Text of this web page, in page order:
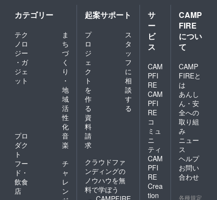
ちらを
参照下
さい。
https://
www.yo
utube.c
om/wat
v=XGP
P7LuXy
カテゴリー
テク
ノロ
ジー
・ガ
ジェ
ット
ま
ち
づ
く
り
・
地
域
活
性
化
プロ
ダク
ト
音
楽
フー
ド・
飲食
店
チ
ャ
レ
ン
起案サポート
プ
ロ
ジ
ェ
ク
ト
を
作
る
ス
タ
ッ
フ
に
相
談
す
る
資
料
請
求
クラウドファ
ンディングの
ノウハウを無
料で学ぼう
サ
ー
ビ
ス
CAM
PFI
RE
CAM
PFI
RE
コ
ミュ
ニ
ティ
CAM
PFI
RE
Crea
tion
CAMP
FIRE
につい
て
CAMP
FIREと
は
あんし
ん・安
全への
取り組
み
ニュー
ス
ヘルプ
お問い
合わせ
各種規定